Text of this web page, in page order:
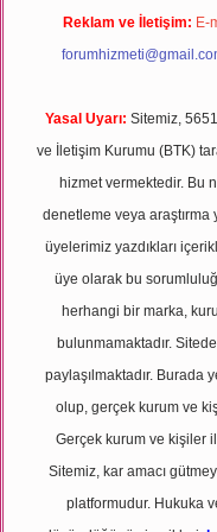
Reklam ve İletişim: E-
Yasal Uyarı: Sitemiz,
ve İletişim Kurumu (BTK)
hizmet vermektedir. Bu
denetleme veya araştırma
üyelerimiz yazdıkları
üye olarak bu
herhangi bir marka,
bulunmamaktadır.
paylaşılmaktadır. Burada
olup, gerçek kurum ve
Gerçek kurum ve kişiler
Sitemiz, kar amacı
platformudur. Hukuka